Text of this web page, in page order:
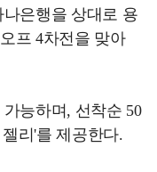
은행을 상대로 용
프 4차전을 맞아
능하며, 선착순 50
리'를 제공한다.